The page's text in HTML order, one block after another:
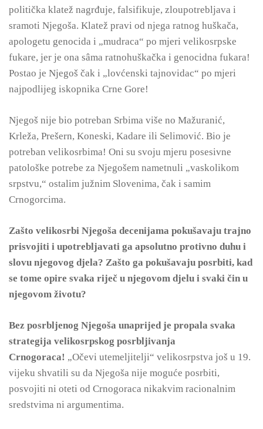
politička klatež nagrđuje, falsifikuje, zloupotrebljava i
sramoti Njegoša. Klatež pravi od njega ratnog huškača,
apologetu genocida i „mudraca“ po mjeri velikosrpske
fukare, jer je ona sâma ratnohuškačka i genocidna fukara!
Postao je Njegoš čak i „lovćenski tajnovidac“ po mjeri
najpodlijeg iskopnika Crne Gore!
Njegoš nije bio potreban Srbima više no Mažuranić,
Krleža, Prešern, Koneski, Kadare ili Selimović. Bio je
potreban velikosrbima! Oni su svoju mjeru posesivne
patološke potrebe za Njegošem nametnuli „vaskolikom
srpstvu,“ ostalim južnim Slovenima, čak i samim
Crnogorcima.
Zašto velikosrbi Njegoša decenijama pokušavaju trajno
prisvojiti i upotrebljavati ga apsolutno protivno duhu i
slovu njegovog djela? Zašto ga pokušavaju posrbiti, kad
se tome opire svaka riječ u njegovom djelu i svaki čin u
njegovom životu?
Bez posrbljenog Njegoša unaprijed je propala svaka
strategija velikosrpskog posrbljivanja
Crnogoraca! „Očevi utemeljitelji“ velikosrpstva još u 19.
vijeku shvatili su da Njegoša nije moguće posrbiti,
posvojiti ni oteti od Crnogoraca nikakvim racionalnim
sredstvima ni argumentima.